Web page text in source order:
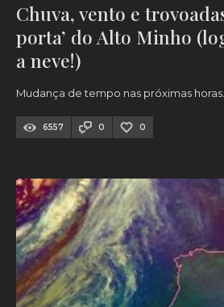
Chuva, vento e
porta’ do Alto Minho
a neve!)
Mudança de tempo nas próximas horas.
6557 0 0